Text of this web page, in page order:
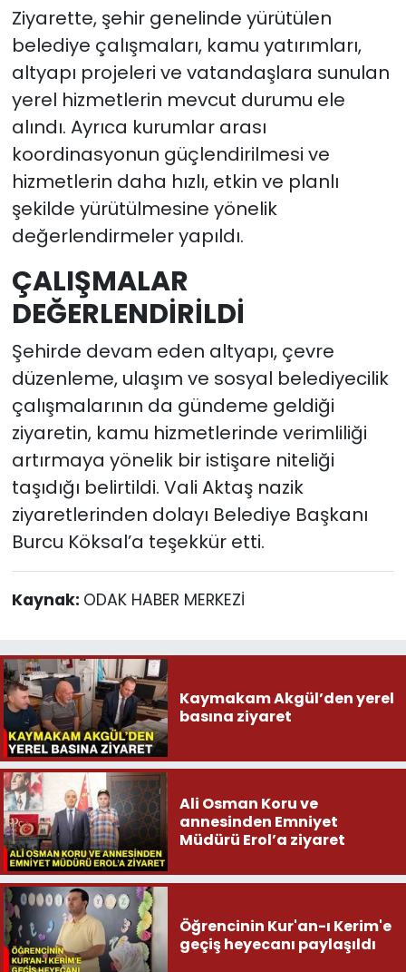
Ziyarette, şehir genelinde yürütülen
belediye çalışmaları, kamu yatırımları,
altyapı projeleri ve vatandaşlara sunulan
yerel hizmetlerin mevcut durumu ele
alındı. Ayrıca kurumlar arası
koordinasyonun güçlendirilmesi ve
hizmetlerin daha hızlı, etkin ve planlı
şekilde yürütülmesine yönelik
değerlendirmeler yapıldı.
ÇALIŞMALAR
DEĞERLENDİRİLDİ
Şehirde devam eden altyapı, çevre
düzenleme, ulaşım ve sosyal belediyecilik
çalışmalarının da gündeme geldiği
ziyaretin, kamu hizmetlerinde verimliliği
artırmaya yönelik bir istişare niteliği
taşıdığı belirtildi. Vali Aktaş nazik
ziyaretlerinden dolayı Belediye Başkanı
Burcu Köksal’a teşekkür etti.
Kaynak: ODAK HABER MERKEZİ
Kaymakam Akgül’den yerel
basına ziyaret
Ali Osman Koru ve
annesinden Emniyet
Müdürü Erol’a ziyaret
Öğrencinin Kur'an-ı Kerim'e
geçiş heyecanı paylaşıldı